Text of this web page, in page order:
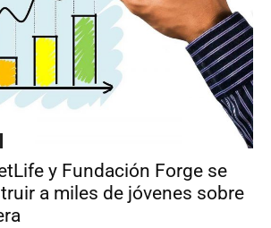
y Fundación Forge se
a miles de jóvenes sobre